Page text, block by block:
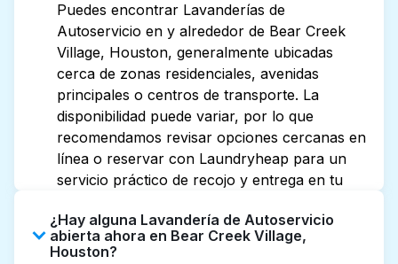
Puedes encontrar Lavanderías de
Autoservicio en y alrededor de Bear Creek
Village, Houston, generalmente ubicadas
cerca de zonas residenciales, avenidas
principales o centros de transporte. La
disponibilidad puede variar, por lo que
recomendamos revisar opciones cercanas en
línea o reservar con Laundryheap para un
servicio práctico de recojo y entrega en tu
¿Hay alguna Lavandería de Autoservicio
abierta ahora en Bear Creek Village,
Houston?